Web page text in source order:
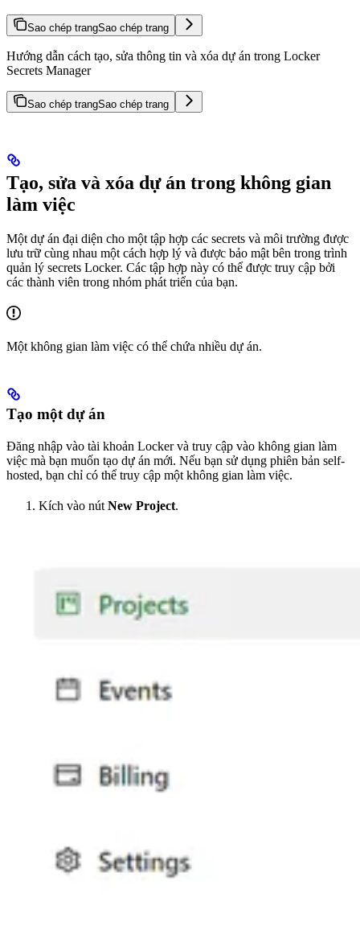
Sao chép trangSao chép trang
Hướng dẫn cách tạo, sửa thông tin và xóa dự án trong Locker
Secrets Manager
Sao chép trangSao chép trang
Tạo, sửa và xóa dự án trong không gian
làm việc
Một dự án đại diện cho một tập hợp các secrets và môi trường được
lưu trữ cùng nhau một cách hợp lý và được bảo mật bên trong trình
quản lý secrets Locker. Các tập hợp này có thể được truy cập bởi
các thành viên trong nhóm phát triển của bạn.
Một không gian làm việc có thể chứa nhiều dự án.
Tạo một dự án
Đăng nhập vào tài khoản Locker và truy cập vào không gian làm
việc mà bạn muốn tạo dự án mới. Nếu bạn sử dụng phiên bản self-
hosted, bạn chỉ có thể truy cập một không gian làm việc.
Kích vào nút New Project.